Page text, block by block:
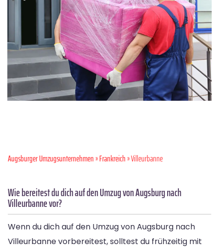
Augsburger Umzugsunternehmen»Frankreich» Villeurbanne
Wie bereitest du dich auf den Umzug von Augsburg nach
Villeurbanne vor?
Wenn du dich auf den Umzug von Augsburg nach
Villeurbanne vorbereitest, solltest du frühzeitig mit